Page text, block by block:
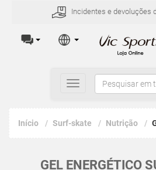
Incidentes e devoluções
Toggle
navigation
Início Surf-skate Nutrição
GEL ENERGÉTICO